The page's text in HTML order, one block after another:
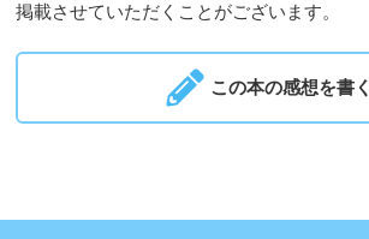
掲載させていただくことがございます。
この本の感想を書く